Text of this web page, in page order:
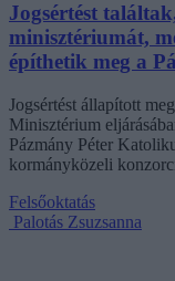
Jogsértést
minisztériumát,
építhetik meg a
Jogsértést állapított
Minisztérium
Pázmány Péter
kormányközeli
Felsőoktatás
Palotás Zsuzsanna